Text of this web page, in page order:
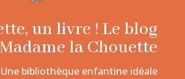
un livre ! Le blog
la Chouette
Une bibliothèque enfantine idéale